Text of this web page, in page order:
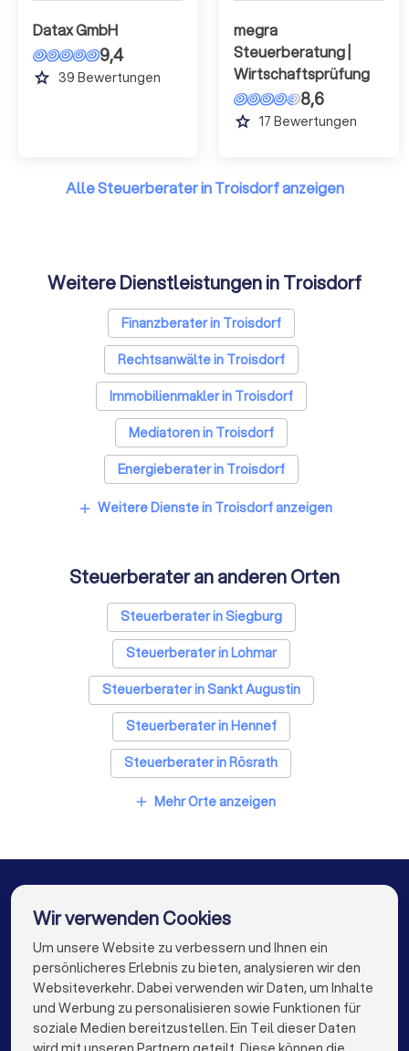
Datax GmbH
9,4
grade 39 Bewertungen
megra
Steuerberatung |
Wirtschaftsprüfung
8,6
grade 17 Bewertungen
Alle Steuerberater in Troisdorf anzeigen
Weitere Dienstleistungen in Troisdorf
Finanzberater in Troisdorf
Rechtsanwälte in Troisdorf
Immobilienmakler in Troisdorf
Mediatoren in Troisdorf
Energieberater in Troisdorf
add Weitere Dienste in Troisdorf anzeigen
Steuerberater an anderen Orten
Steuerberater in Siegburg
Steuerberater in Lohmar
Steuerberater in Sankt Augustin
Steuerberater in Hennef
Steuerberater in Rösrath
Steuerberater in Niederkassel
Steuerberater in Königswinter
Steuerberater in Wesseling
Steuerberater in Berlin
Steuerberater in Hamburg
Steuerberater in München
Steuerberater in Köln
add Mehr Orte anzeigen
Die besten Unternehmen für Sie
info@trustlocal.de
Wir verwenden Cookies
Um unsere Website zu verbessern und Ihnen ein
persönlicheres Erlebnis zu bieten, analysieren wir den
Websiteverkehr. Dabei verwenden wir Daten, um Inhalte
und Werbung zu personalisieren sowie Funktionen für
soziale Medien bereitzustellen. Ein Teil dieser Daten